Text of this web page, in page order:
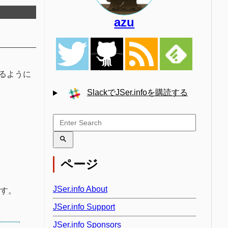
ように
。
azu
SlackでJSer.infoを購読する
ページ
JSer.info About
JSer.info Support
JSer.info Sponsors